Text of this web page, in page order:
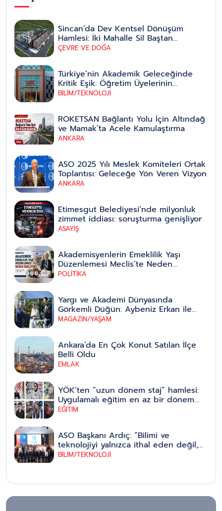
Sincan’da Dev Kentsel Dönüşüm
Hamlesi: İki Mahalle Sil Baştan
Yenileniyor
ÇEVRE VE DOĞA
Türkiye’nin Akademik Geleceğinde
Kritik Eşik: Öğretim Üyelerinin
Emeklilik Yaşı Düzenlemesi Yeni Bir
BİLİM/TEKNOLOJİ
ROKETSAN Bağlantı Yolu İçin Altındağ
ve Mamak’ta Acele Kamulaştırma
ANKARA
ASO 2025 Yılı Meslek Komiteleri Ortak
Toplantısı: Geleceğe Yön Veren Vizyon
ANKARA
Etimesgut Belediyesi’nde milyonluk
zimmet iddiası: soruşturma genişliyor
ASAYİŞ
Akademisyenlerin Emeklilik Yaşı
Düzenlemesi Meclis’te Neden
Bekliyor?
POLİTİKA
Yargı ve Akademi Dünyasında
Görkemli Düğün: Aybeniz Erkan ile
Bahadır Erdem Hayatlarını Birleştirdi
MAGAZİN/YAŞAM
Ankara’da En Çok Konut Satılan İlçe
Belli Oldu
EMLAK
YÖK’ten “uzun dönem staj” hamlesi:
Uygulamalı eğitim en az bir dönem
olacak, pilot illerle başlayıp tüm
EĞİTİM
ASO Başkanı Ardıç: “Bilimi ve
teknolojiyi yalnızca ithal eden değil,
bizzat üreten bir ülke olmak
BİLİM/TEKNOLOJİ